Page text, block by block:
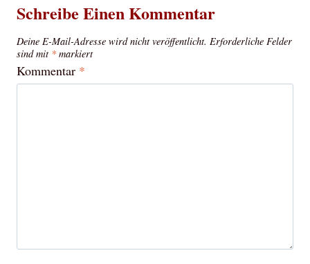
Schreibe Einen Kommentar
Deine E-Mail-Adresse wird nicht veröffentlicht. Erforderliche Felder
sind mit * markiert
Kommentar *